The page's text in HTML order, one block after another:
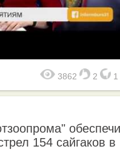
3862 2 1
154 сайгаков в